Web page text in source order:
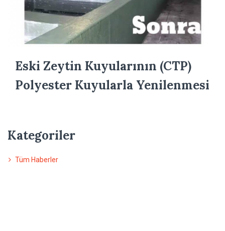
Eski Zeytin Kuyularının (CTP)
Polyester Kuyularla Yenilenmesi
Kategoriler
Tüm Haberler